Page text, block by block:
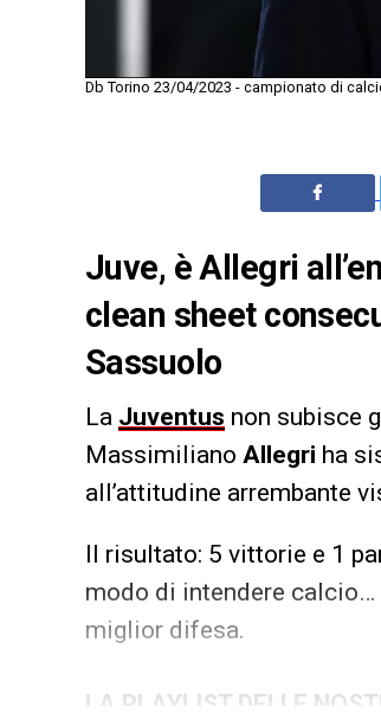
Db Torino 23/04/2023 - campionato di
Juve, è Allegri
clean sheet
Sassuolo
La Juventus non subisce
Massimiliano Allegri ha
all’attitudine arrembante
Il risultato: 5 vittorie e 1
modo di intendere calcio…
miglior difesa.
LA PLAYLIST DELLE